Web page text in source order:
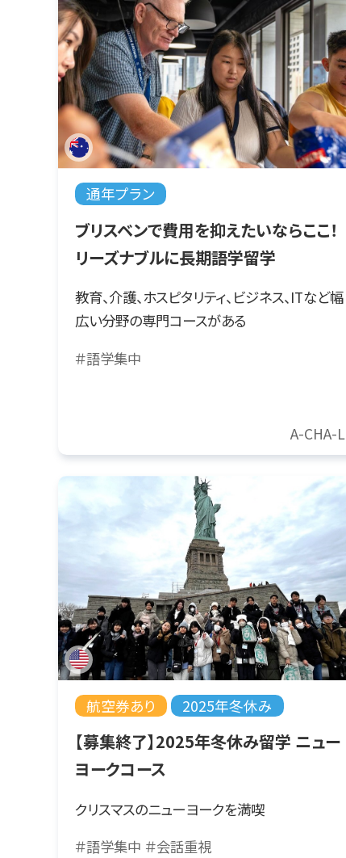
通年プラン
ブリスベンで費用を抑えたいならここ！
リーズナブルに長期語学留学
教育、介護、ホスピタリティ、ビジネス、ITなど幅
広い分野の専門コースがある
＃語学集中
A-CHA-L
航空券あり 2025年冬休み
【募集終了】2025年冬休み留学 ニュー
ヨークコース
クリスマスのニューヨークを満喫
＃語学集中 ＃会話重視